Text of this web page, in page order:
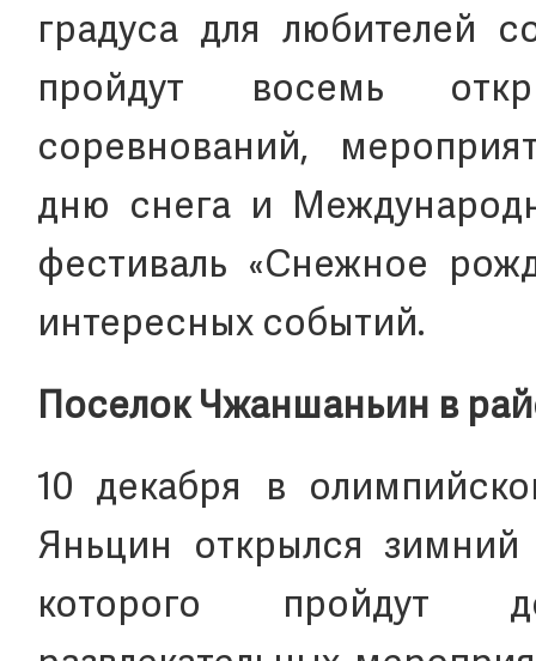
градуса для любителей
пройдут восемь
соревнований,
дню снега и
фестиваль «Снежное
интересных событий.
Поселок Чжаншаньин в
10 декабря в
Яньцин открылся зимний
которого пройдут